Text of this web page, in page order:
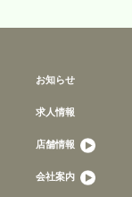
お知らせ
求人情報
店舗情報
会社案内